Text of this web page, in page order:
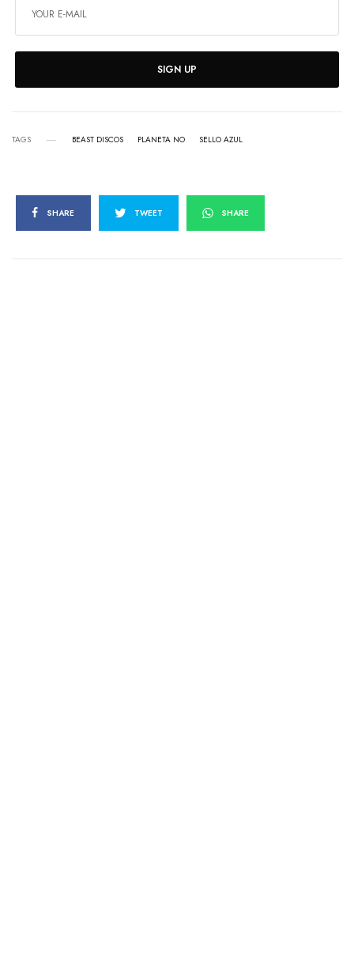
SIGN UP
TAGS BEAST DISCOS PLANETA NO SELLO AZUL
SHARE TWEET SHARE